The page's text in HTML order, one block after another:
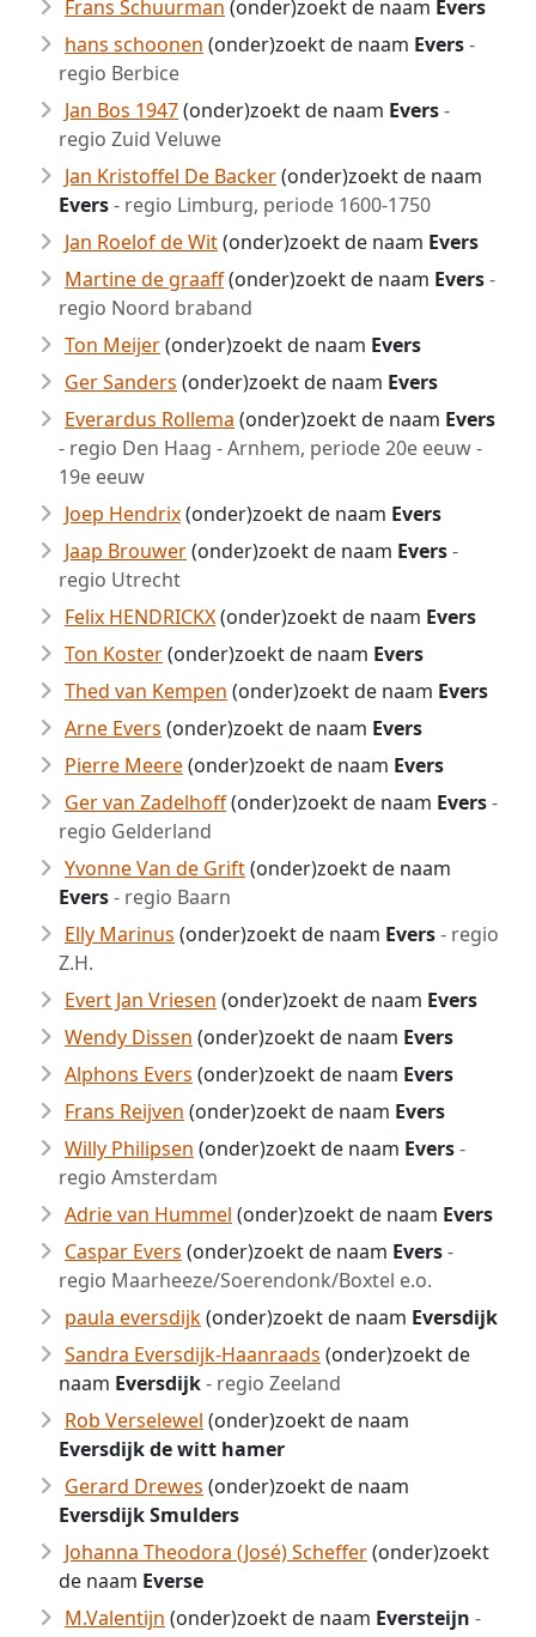
Frans Schuurman (onder)zoekt de naam Evers
hans schoonen (onder)zoekt de naam Evers-
regio Berbice
Jan Bos 1947(onder)zoekt de naam Evers-
regio Zuid Veluwe
Jan Kristoffel De Backer(onder)zoekt de naam
Evers- regio Limburg, periode 1600-1750
Jan Roelof de Wit(onder)zoekt de naam Evers
Martine de graaff(onder)zoekt de naam Evers-
regio Noord braband
Ton Meijer(onder)zoekt de naam Evers
Ger Sanders (onder)zoekt de naam Evers
Everardus Rollema (onder)zoekt de naam Evers
- regio Den Haag - Arnhem, periode 20e eeuw -
19e eeuw
Joep Hendrix(onder)zoekt de naam Evers
Jaap Brouwer(onder)zoekt de naam Evers-
regio Utrecht
Felix HENDRICKX(onder)zoekt de naam Evers
Ton Koster(onder)zoekt de naam Evers
Thed van Kempen (onder)zoekt de naam Evers
Arne Evers (onder)zoekt de naam Evers
Pierre Meere(onder)zoekt de naam Evers
Ger van Zadelhoff(onder)zoekt de naam Evers-
regio Gelderland
Yvonne Van de Grift(onder)zoekt de naam
Evers- regio Baarn
Elly Marinus (onder)zoekt de naam Evers- regio
Z.H.
Evert Jan Vriesen (onder)zoekt de naam Evers
Wendy Dissen (onder)zoekt de naam Evers
Alphons Evers (onder)zoekt de naam Evers
Frans Reijven (onder)zoekt de naam Evers
Willy Philipsen (onder)zoekt de naam Evers-
regio Amsterdam
Adrie van Hummel (onder)zoekt de naam Evers
Caspar Evers (onder)zoekt de naam Evers-
regio Maarheeze/Soerendonk/Boxtel e.o.
paula eversdijk(onder)zoekt de naam Eversdijk
Sandra Eversdijk-Haanraads (onder)zoekt de
naam Eversdijk- regio Zeeland
Rob Verselewel (onder)zoekt de naam
Eversdijk de witt hamer
Gerard Drewes (onder)zoekt de naam
Eversdijk Smulders
Johanna Theodora (José) Scheffer(onder)zoekt
de naam Everse
M.Valentijn (onder)zoekt de naam Eversteijn -